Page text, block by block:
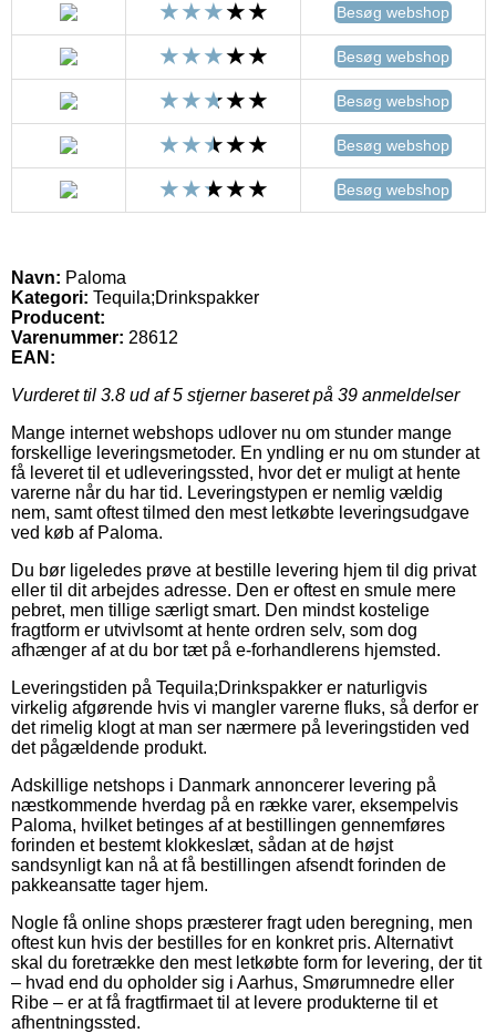
Besøg webshop
Besøg webshop
Besøg webshop
Besøg webshop
Besøg webshop
Navn: Paloma
Kategori: Tequila;Drinkspakker
Producent:
Varenummer: 28612
EAN:
Vurderet til 3.8 ud af 5 stjerner baseret på 39 anmeldelser
Mange internet webshops udlover nu om stunder mange
forskellige leveringsmetoder. En yndling er nu om stunder at
få leveret til et udleveringssted, hvor det er muligt at hente
varerne når du har tid. Leveringstypen er nemlig vældig
nem, samt oftest tilmed den mest letkøbte leveringsudgave
ved køb af Paloma.
Du bør ligeledes prøve at bestille levering hjem til dig privat
eller til dit arbejdes adresse. Den er oftest en smule mere
pebret, men tillige særligt smart. Den mindst kostelige
fragtform er utvivlsomt at hente ordren selv, som dog
afhænger af at du bor tæt på e-forhandlerens hjemsted.
Leveringstiden på Tequila;Drinkspakker er naturligvis
virkelig afgørende hvis vi mangler varerne fluks, så derfor er
det rimelig klogt at man ser nærmere på leveringstiden ved
det pågældende produkt.
Adskillige netshops i Danmark annoncerer levering på
næstkommende hverdag på en række varer, eksempelvis
Paloma, hvilket betinges af at bestillingen gennemføres
forinden et bestemt klokkeslæt, sådan at de højst
sandsynligt kan nå at få bestillingen afsendt forinden de
pakkeansatte tager hjem.
Nogle få online shops præsterer fragt uden beregning, men
oftest kun hvis der bestilles for en konkret pris. Alternativt
skal du foretrække den mest letkøbte form for levering, der tit
– hvad end du opholder sig i Aarhus, Smørumnedre eller
Ribe – er at få fragtfirmaet til at levere produkterne til et
afhentningssted.